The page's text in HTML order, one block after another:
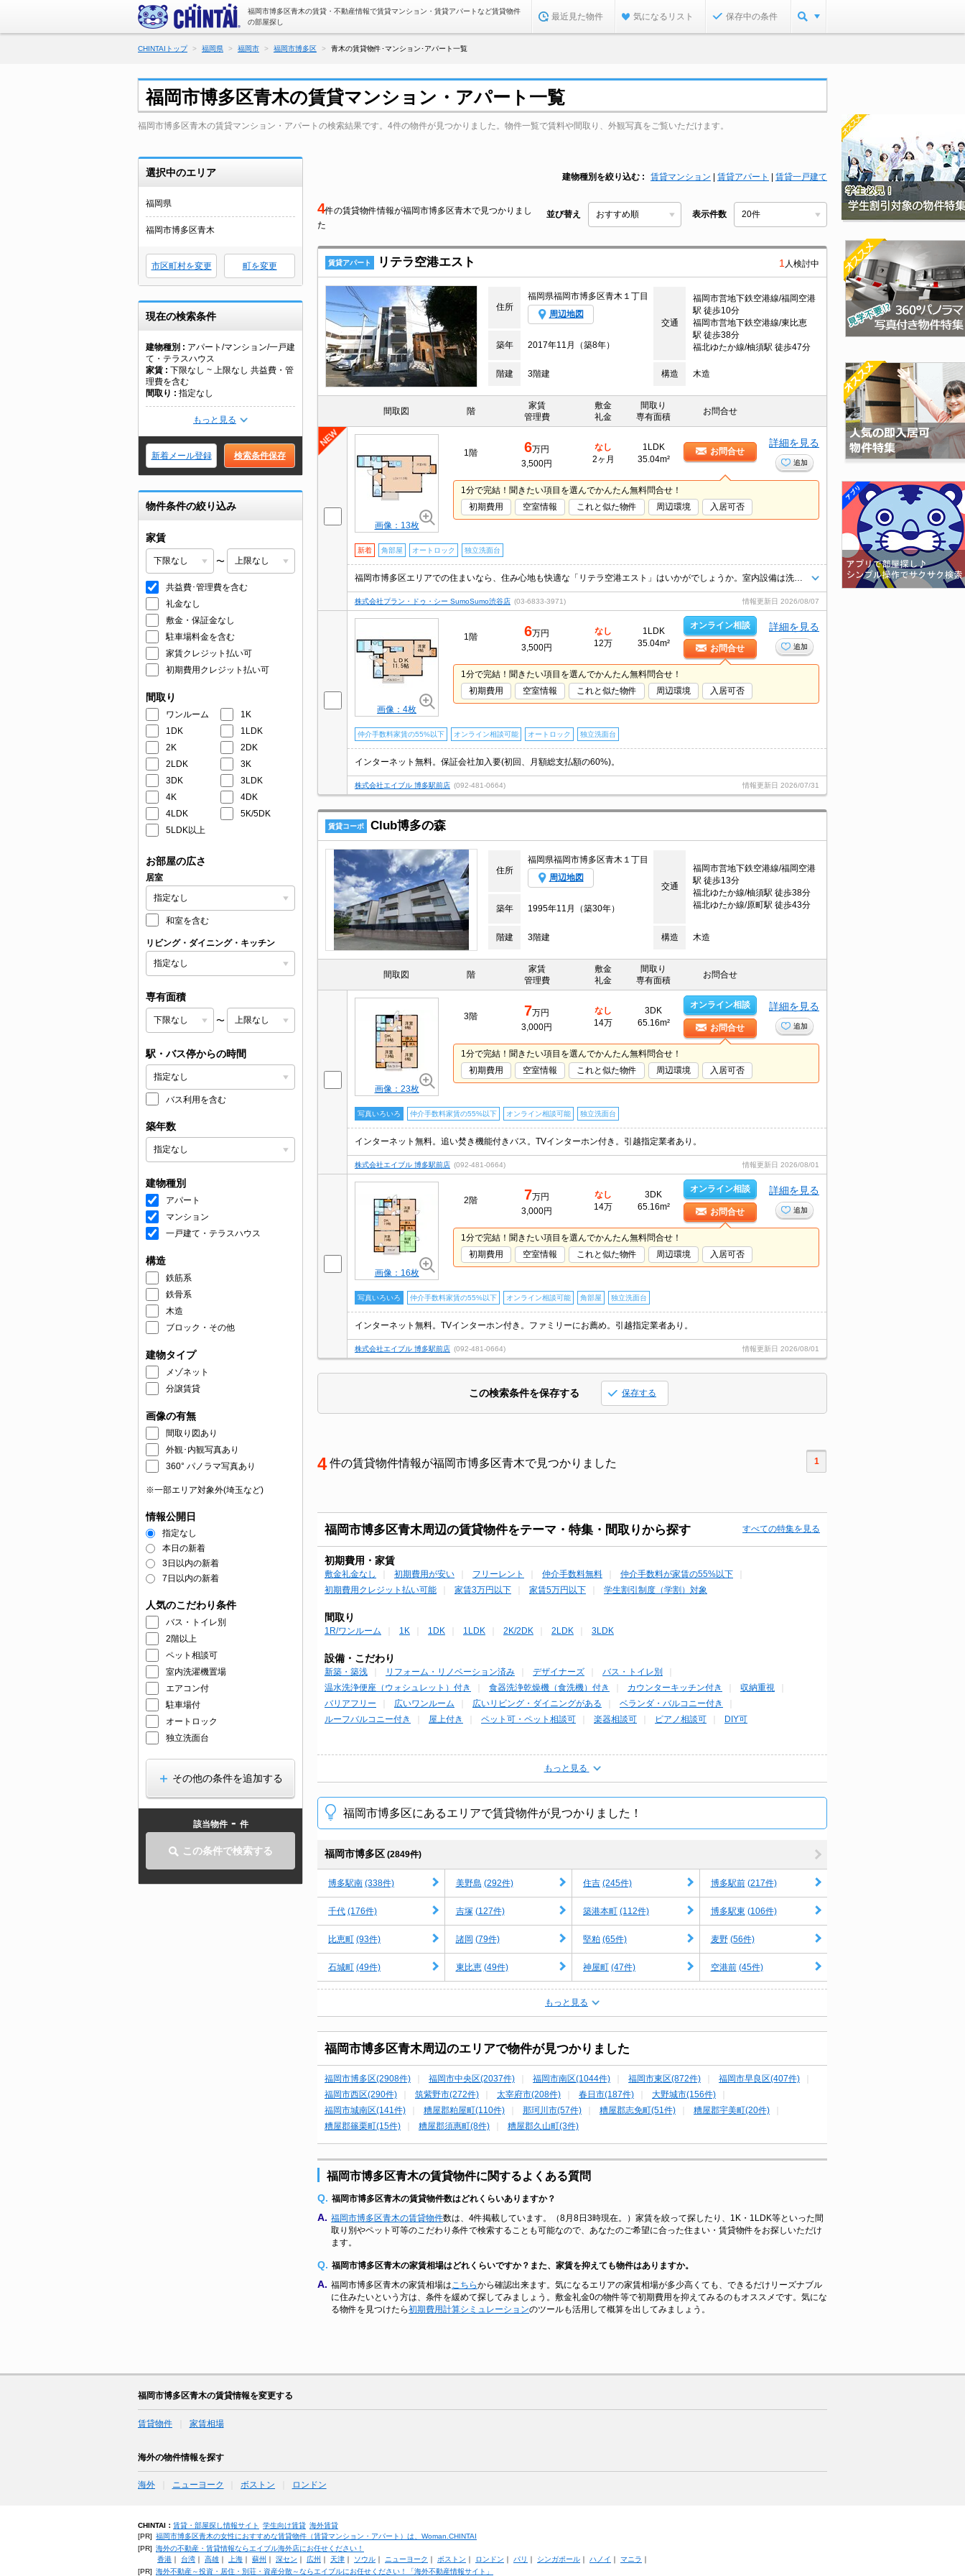
福岡市博多区青木の賃貸・不動産情報で賃貸マンション・賃貸アパートなど賃貸物件
の部屋探し
最近見た物件 気になるリスト 保存中の条件
CHINTAIトップ 福岡県 福岡市 福岡市博多区 青木の賃貸物件･マンション･アパート一覧
福岡市博多区青木の賃貸マンション・アパート一覧
福岡市博多区青木の賃貸マンション・アパートの検索結果です。4件の物件が見つかりました。物件一覧で賃料や間取り、外観写真をご覧いただけます。
選択中のエリア
福岡県
福岡市博多区青木
市区町村を変更 町を変更
現在の検索条件
建物種別
アパート/マンション/一戸建
て・テラスハウス
家賃
下限なし ~ 上限なし 共益費・管
理費を含む
間取り
指定なし
もっと見る
新着メール登録 検索条件保存
物件条件の絞り込み
家賃
〜
共益費･管理費を含む
礼金なし
敷金・保証金なし
駐車場料金を含む
家賃クレジット払い可
初期費用クレジット払い可
間取り
ワンルーム
1K
1DK
1LDK
2K
2DK
2LDK
3K
3DK
3LDK
4K
4DK
4LDK
5K/5DK
5LDK以上
お部屋の広さ
居室
和室を含む
リビング・ダイニング・キッチン
専有面積
〜
駅・バス停からの時間
バス利用を含む
築年数
建物種別
アパート
マンション
一戸建て・テラスハウス
構造
鉄筋系
鉄骨系
木造
ブロック・その他
建物タイプ
メゾネット
分譲賃貸
画像の有無
間取り図あり
外観･内観写真あり
360° パノラマ写真あり
※一部エリア対象外(埼玉など)
情報公開日
指定なし
本日の新着
3日以内の新着
7日以内の新着
人気のこだわり条件
バス・トイレ別
2階以上
ペット相談可
室内洗濯機置場
エアコン付
駐車場付
オートロック
独立洗面台
その他の条件を追加する
該当物件 - 件
この条件で検索する
建物種別を絞り込む 賃貸マンション 賃貸アパート 賃貸一戸建て
4件の賃貸物件情報が福岡市博多区青木で見つかりまし
た
並び替え 表示件数
賃貸アパート リテラ空港エスト 1 人検討中
住所
福岡県福岡市博多区青木１丁目
周辺地図
交通
福岡市営地下鉄空港線/福岡空港
駅 徒歩10分
福岡市営地下鉄空港線/東比恵
駅 徒歩38分
福北ゆたか線/柚須駅 徒歩47分
築年 2017年11月（築8年）
階建 3階建 構造 木造
間取図 階
家賃
管理費
敷金
礼金
間取り
専有面積
お問合せ
画像：13枚
1階 6万円
3,500円
なし
2ヶ月
1LDK
35.04m²
お問合せ
詳細を見る
追加
1分で完結！聞きたい項目を選んでかんたん無料問合せ！
初期費用
空室情報 これと似た物件 周辺環境 入居可否
新着 角部屋 オートロック 独立洗面台
株式会社プラン・ドゥ・シー SumoSumo渋谷店 (03-6833-3971) 情報更新日 2026/08/07
画像：4枚
1階 6万円
3,500円
なし
12万
1LDK
35.04m²
オンライン相談
お問合せ
詳細を見る
追加
1分で完結！聞きたい項目を選んでかんたん無料問合せ！
初期費用
空室情報 これと似た物件 周辺環境 入居可否
仲介手数料家賃の55%以下 オンライン相談可能 オートロック 独立洗面台
インターネット無料。保証会社加入要(初回、月額総支払額の60%)。
株式会社エイブル 博多駅前店 (092-481-0664) 情報更新日 2026/07/31
賃貸コーポ Club博多の森
住所
福岡県福岡市博多区青木１丁目
周辺地図
交通
福岡市営地下鉄空港線/福岡空港
駅 徒歩13分
福北ゆたか線/柚須駅 徒歩38分
福北ゆたか線/原町駅 徒歩43分
築年 1995年11月（築30年）
階建 3階建 構造 木造
間取図 階
家賃
管理費
敷金
礼金
間取り
専有面積
お問合せ
画像：23枚
3階 7万円
3,000円
なし
14万
3DK
65.16m²
オンライン相談
お問合せ
詳細を見る
追加
1分で完結！聞きたい項目を選んでかんたん無料問合せ！
初期費用
空室情報 これと似た物件 周辺環境 入居可否
写真いろいろ 仲介手数料家賃の55%以下 オンライン相談可能 独立洗面台
インターネット無料。追い焚き機能付きバス。TVインターホン付き。引越指定業者あり。
株式会社エイブル 博多駅前店 (092-481-0664) 情報更新日 2026/08/01
画像：16枚
2階 7万円
3,000円
なし
14万
3DK
65.16m²
オンライン相談
お問合せ
詳細を見る
追加
1分で完結！聞きたい項目を選んでかんたん無料問合せ！
初期費用
空室情報 これと似た物件 周辺環境 入居可否
写真いろいろ 仲介手数料家賃の55%以下 オンライン相談可能 角部屋 独立洗面台
インターネット無料。TVインターホン付き。ファミリーにお薦め。引越指定業者あり。
株式会社エイブル 博多駅前店 (092-481-0664) 情報更新日 2026/08/01
この検索条件を保存する 保存する
4 件の賃貸物件情報が福岡市博多区青木で見つかりました 1
福岡市博多区青木周辺の賃貸物件をテーマ・特集・間取りから探す すべての特集を見る
初期費用・家賃
敷金礼金なし 初期費用が安い フリーレント 仲介手数料無料
仲介手数料が家賃の55%以下
初期費用クレジット払い可能
家賃3万円以下 家賃5万円以下 学生割引制度（学割）対象
間取り
1R/ワンルーム 1K 1DK 1LDK 2K/2DK 2LDK 3LDK
設備・こだわり
新築・築浅 リフォーム・リノベーション済み デザイナーズ
バス・トイレ別
温水洗浄便座（ウォシュレット）付き
食器洗浄乾燥機（食洗機）付き カウンターキッチン付き
収納重視
バリアフリー
広いワンルーム 広いリビング・ダイニングがある
ベランダ・バルコニー付き
ルーフバルコニー付き
屋上付き ペット可・ペット相談可 楽器相談可 ピアノ相談可 DIY可
もっと見る
福岡市博多区にあるエリアで賃貸物件が見つかりました！
福岡市博多区 (2849件)
博多駅南 (338件) 美野島 (292件) 住吉 (245件) 博多駅前 (217件)
千代 (176件) 吉塚 (127件) 築港本町 (112件) 博多駅東 (106件)
比恵町 (93件) 諸岡 (79件) 堅粕 (65件) 麦野 (56件)
石城町 (49件) 東比恵 (49件) 神屋町 (47件) 空港前 (45件)
もっと見る
福岡市博多区青木周辺のエリアで物件が見つかりました
福岡市博多区(2908件) 福岡市中央区(2037件) 福岡市南区(1044件) 福岡市東区(872件)
福岡市早良区(407件)
福岡市西区(290件)
筑紫野市(272件) 太宰府市(208件) 春日市(187件)
大野城市(156件)
福岡市城南区(141件)
糟屋郡粕屋町(110件) 那珂川市(57件) 糟屋郡志免町(51件)
糟屋郡宇美町(20件)
糟屋郡篠栗町(15件)
糟屋郡須惠町(8件) 糟屋郡久山町(3件)
福岡市博多区青木の賃貸物件に関するよくある質問
Q. 福岡市博多区青木の賃貸物件数はどれくらいありますか？
A. 福岡市博多区青木の賃貸物件数は、4件掲載しています。（8月8日3時現在。）家賃を絞って探したり、1K・1LDK等といった間
取り別やペット可等のこだわり条件で検索することも可能なので、あなたのご希望に合った住まい・賃貸物件をお探しいただけ
ます。
Q. 福岡市博多区青木の家賃相場はどれくらいですか？また、家賃を抑えても物件はありますか。
A. 福岡市博多区青木の家賃相場は こちらから確認出来ます。気になるエリアの家賃相場が多少高くても、できるだけリーズナブル
に住みたいという方は、条件を緩めて探してみましょう。敷金礼金0の物件等で初期費用を抑えてみるのもオススメです。気にな
る物件を見つけたら初期費用計算シミュレーションのツールも活用して概算を出してみましょう。
福岡市博多区青木の賃貸情報を変更する
賃貸物件 家賃相場
海外の物件情報を探す
海外 ニューヨーク ボストン ロンドン
CHINTAI： 賃貸・部屋探し情報サイト 学生向け賃貸 海外賃貸
[PR] 福岡市博多区青木の女性におすすめな賃貸物件（賃貸マンション・アパート）は、Woman.CHINTAI
[PR] 海外の不動産・賃貸情報ならエイブル海外店にお任せください！
香港｜ 台湾｜ 高雄｜ 上海｜ 蘇州 ｜ 深セン ｜ 広州 ｜ 天津｜ ソウル｜ ニューヨーク ｜ ボストン ｜ ロンドン ｜ パリ ｜ シンガポール｜ ハノイ ｜ マニラ ｜
[PR] 海外不動産～投資・居住・別荘・資産分散～ならエイブルにお任せください！「海外不動産情報サイト」